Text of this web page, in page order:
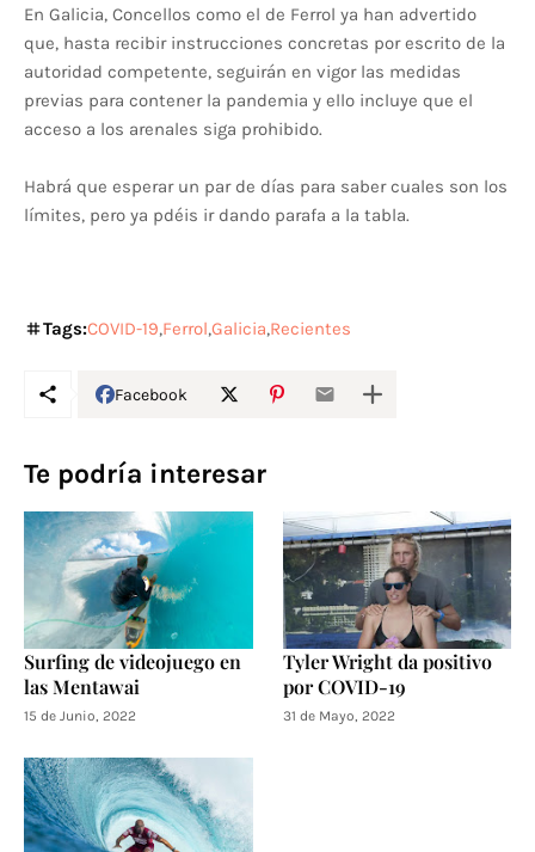
En Galicia, Concellos como el de Ferrol ya han advertido
que, hasta recibir instrucciones concretas por escrito de la
autoridad competente, seguirán en vigor las medidas
previas para contener la pandemia y ello incluye que el
acceso a los arenales siga prohibido.
Habrá que esperar un par de días para saber cuales son los
límites, pero ya pdéis ir dando parafa a la tabla.
Tags:COVID-19 Ferrol Galicia Recientes
Facebook
Te podría interesar
Surfing de videojuego en
las Mentawai
15 de Junio, 2022
Tyler Wright da positivo
por COVID-19
31 de Mayo, 2022